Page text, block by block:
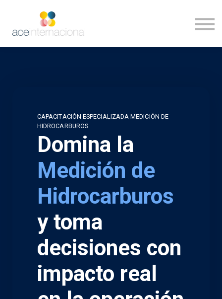
CAPACITACIÓN ESPECIALIZADA MEDICIÓN DE
HIDROCARBUROS
Domina la
Medición de
Hidrocarburos
y toma
decisiones con
impacto real